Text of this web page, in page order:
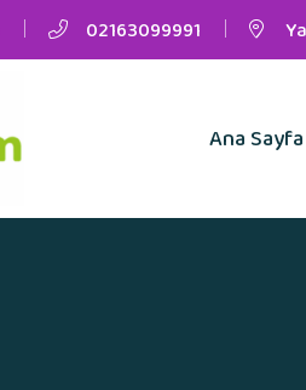
02163099991
Ana Sayfa